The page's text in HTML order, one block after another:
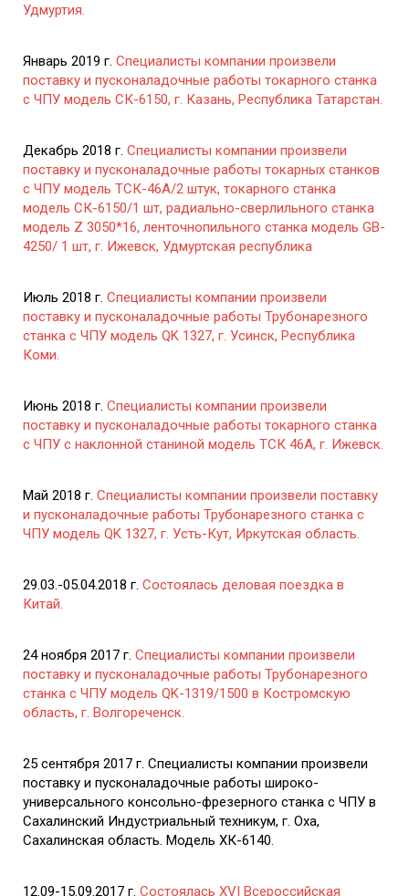
Удмуртия.
Январь 2019 г. Специалисты компании произвели
поставку и пусконаладочные работы токарного станка
с ЧПУ модель СК-6150, г. Казань, Республика Татарстан.
Декабрь 2018 г. Специалисты компании произвели
поставку и пусконаладочные работы токарных станков
с ЧПУ модель ТСК-46А/2 штук, токарного станка
модель СК-6150/1 шт, радиально-сверлильного станка
модель Z 3050*16, ленточнопильного станка модель GB-
4250/ 1 шт, г. Ижевск, Удмуртская республика
Июль 2018 г. Специалисты компании произвели
поставку и пусконаладочные работы Трубонарезного
станка с ЧПУ модель QK 1327, г. Усинск, Республика
Коми.
Июнь 2018 г. Специалисты компании произвели
поставку и пусконаладочные работы токарного станка
с ЧПУ с наклонной станиной модель ТСК 46А, г. Ижевск.
Май 2018 г. Специалисты компании произвели поставку
и пусконаладочные работы Трубонарезного станка с
ЧПУ модель QK 1327, г. Усть-Кут, Иркутская область.
29.03.-05.04.2018 г. Состоялась деловая поездка в
Китай.
24 ноября 2017 г. Специалисты компании произвели
поставку и пусконаладочные работы Трубонарезного
станка с ЧПУ модель QK-1319/1500 в Костромскую
область, г. Волгореченск.
25 сентября 2017 г. Специалисты компании произвели
поставку и пусконаладочные работы широко-
универсального консольно-фрезерного станка с ЧПУ в
Сахалинский Индустриальный техникум, г. Оха,
Сахалинская область. Модель ХК-6140.
12.09-15.09.2017 г. Состоялась XVI Всероссийская